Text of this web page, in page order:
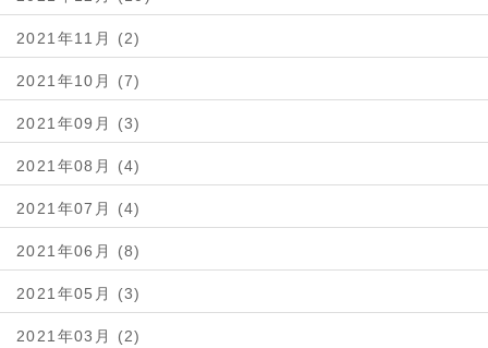
2021年11月 (2)
2021年10月 (7)
2021年09月 (3)
2021年08月 (4)
2021年07月 (4)
2021年06月 (8)
2021年05月 (3)
2021年03月 (2)